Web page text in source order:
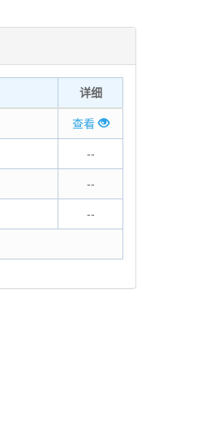
详细
查看
--
--
--